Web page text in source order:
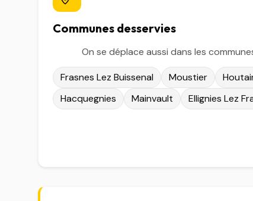
Communes desservies
On se déplace aussi dans les
Frasnes Lez Buissenal Moustier
Hacquegnies
Mainvault Ellignies Lez